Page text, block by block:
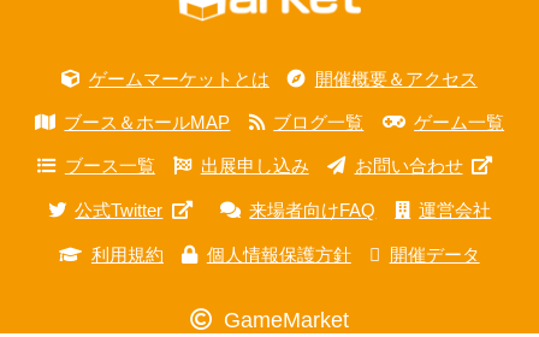
ゲームマーケットとは 開催概要＆アクセス
ブース＆ホールMAP ブログ一覧 ゲーム一覧
ブース一覧 出展申し込み お問い合わせ
公式Twitter 来場者向けFAQ 運営会社
利用規約 個人情報保護方針 開催データ
GameMarket